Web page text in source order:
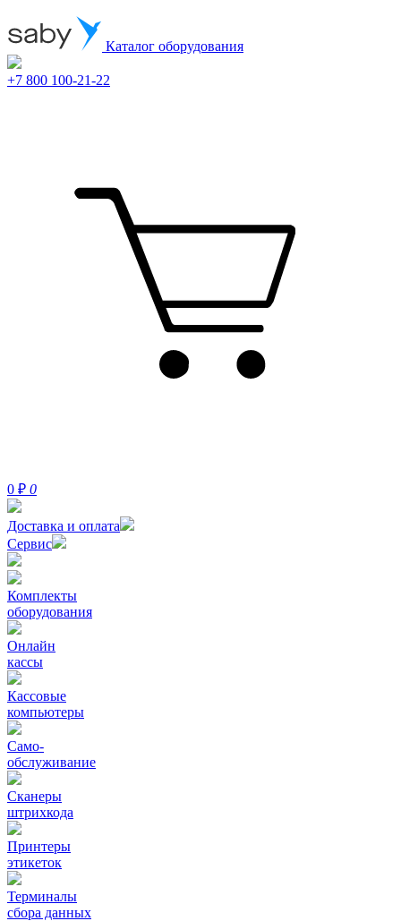
Каталог оборудования
+7 800 100-21-22
0 ₽ 0
Доставка и оплата
Сервис
Комплекты
оборудования
Онлайн
кассы
Кассовые
компьютеры
Само-
обслуживание
Сканеры
штрихкода
Принтеры
этикеток
Терминалы
сбора данных